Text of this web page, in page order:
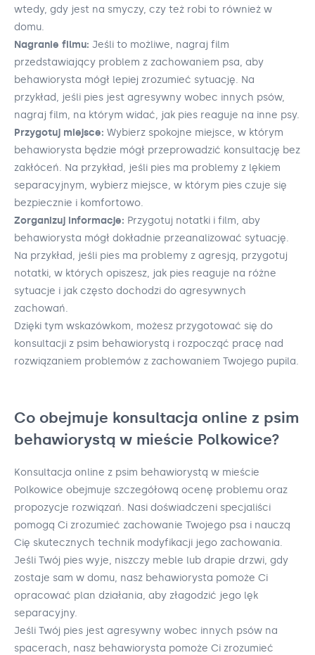
wtedy, gdy jest na smyczy, czy też robi to również w
domu.
Nagranie filmu: Jeśli to możliwe, nagraj film
przedstawiający problem z zachowaniem psa, aby
behawiorysta mógł lepiej zrozumieć sytuację. Na
przykład, jeśli pies jest agresywny wobec innych psów,
nagraj film, na którym widać, jak pies reaguje na inne psy.
Przygotuj miejsce: Wybierz spokojne miejsce, w którym
behawiorysta będzie mógł przeprowadzić konsultację bez
zakłóceń. Na przykład, jeśli pies ma problemy z lękiem
separacyjnym, wybierz miejsce, w którym pies czuje się
bezpiecznie i komfortowo.
Zorganizuj informacje: Przygotuj notatki i film, aby
behawiorysta mógł dokładnie przeanalizować sytuację.
Na przykład, jeśli pies ma problemy z agresją, przygotuj
notatki, w których opiszesz, jak pies reaguje na różne
sytuacje i jak często dochodzi do agresywnych
zachowań.
Dzięki tym wskazówkom, możesz przygotować się do
konsultacji z psim behawiorystą i rozpocząć pracę nad
rozwiązaniem problemów z zachowaniem Twojego pupila.
Co obejmuje konsultacja online z psim
behawiorystą w mieście Polkowice?
Konsultacja online z psim behawiorystą w mieście
Polkowice obejmuje szczegółową ocenę problemu oraz
propozycje rozwiązań. Nasi doświadczeni specjaliści
pomogą Ci zrozumieć zachowanie Twojego psa i nauczą
Cię skutecznych technik modyfikacji jego zachowania.
Jeśli Twój pies wyje, niszczy meble lub drapie drzwi, gdy
zostaje sam w domu, nasz behawiorysta pomoże Ci
opracować plan działania, aby złagodzić jego lęk
separacyjny.
Jeśli Twój pies jest agresywny wobec innych psów na
spacerach, nasz behawiorysta pomoże Ci zrozumieć